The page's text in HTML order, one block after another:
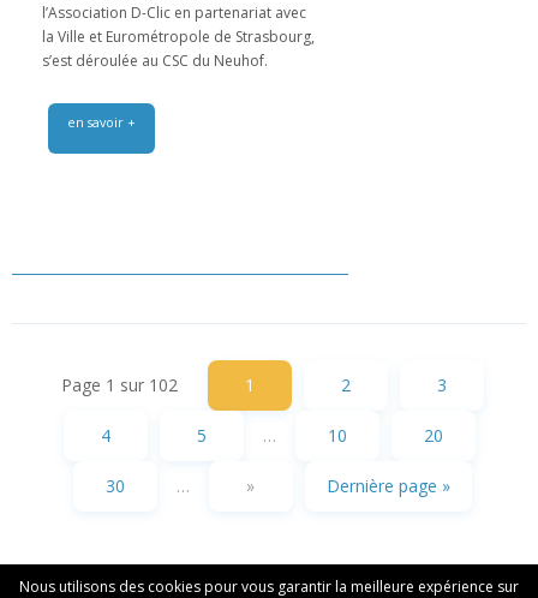
l’Association D-Clic en partenariat avec
la Ville et Eurométropole de Strasbourg,
s’est déroulée au CSC du Neuhof.
en savoir +
Page 1 sur 102 1 2 3
4 5 … 10 20
30 … » Dernière page »
Nous utilisons des cookies pour vous garantir la meilleure expérience sur